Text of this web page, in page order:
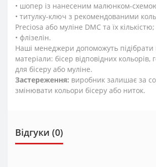
• шопер із нанесеним малюнком-
• титулку-ключ з рекомендованими
Preciosa або муліне DMC та їх кількістю;
• флізелін.
Наші менеджери допоможуть підібрати
матеріали: бісер відповідних кольорів,
для бісеру або муліне.
Застереження: виробник залишає за
змінювати кольори бісеру або ниток.
Відгуки (0)